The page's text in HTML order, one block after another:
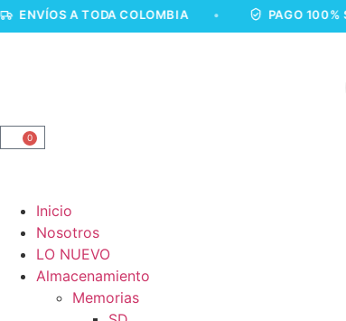
A TODA COLOMBIA • PAGO 100% SEGURO
0
Inicio
Nosotros
LO NUEVO
Almacenamiento
Memorias